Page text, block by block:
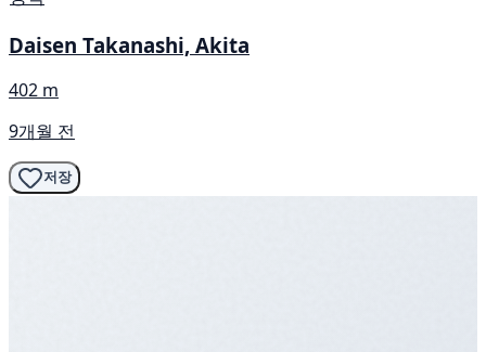
Daisen Takanashi, Akita
402 m
9개월 전
저장